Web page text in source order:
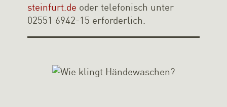
steinfurt.de oder telefonisch unter
02551 6942-15 erforderlich.